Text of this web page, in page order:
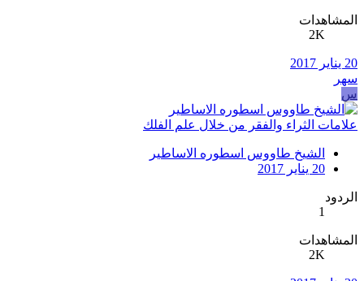
المشاهدات
2K
20 يناير 2017
سهر
س
علامات الثراء والفقر من خلال علم الفلك
الشيخ طاووس اسطوره الاساطير
20 يناير 2017
الردود
1
المشاهدات
2K